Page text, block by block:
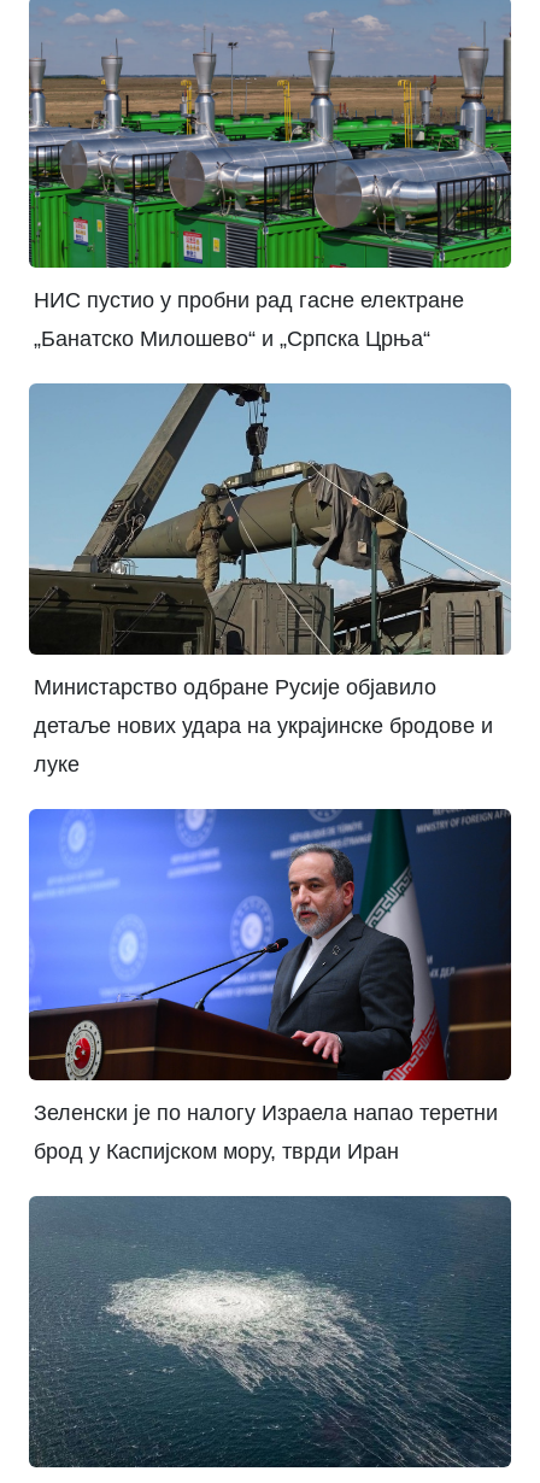
НИС пустио у пробни рад гасне електране
„Банатско Милошево“ и „Српска Црња“
Министарство одбране Русије објавило
детаље нових удара на украјинске бродове и
луке
Зеленски је по налогу Израела напао теретни
брод у Каспијском мору, тврди Иран